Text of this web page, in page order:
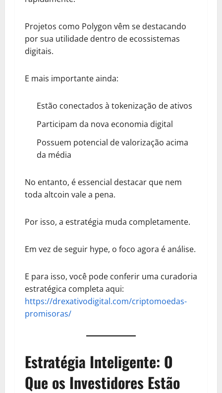
Projetos como Polygon vêm se destacando
por sua utilidade dentro de ecossistemas
digitais.
E mais importante ainda:
Estão conectados à tokenização de ativos
Participam da nova economia digital
Possuem potencial de valorização acima
da média
No entanto, é essencial destacar que nem
toda altcoin vale a pena.
Por isso, a estratégia muda completamente.
Em vez de seguir hype, o foco agora é análise.
E para isso, você pode conferir uma curadoria
estratégica completa aqui:
https://drexativodigital.com/criptomoedas-
promisoras/
Estratégia Inteligente: O
Que os Investidores Estão